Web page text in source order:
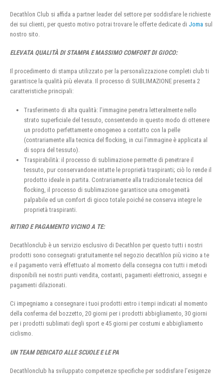
Decathlon Club si affida a partner leader del settore per soddisfare le richieste
dei sui clienti, per questo motivo potrai trovare le offerte dedicate di Joma sul
nostro sito.
ELEVATA QUALITÀ DI STAMPA E MASSIMO COMFORT DI GIOCO:
Il procedimento di stampa utilizzato per la personalizzazione completi club ti
garantisce la qualità più elevata. Il processo di SUBLIMAZIONE presenta 2
caratteristiche principali:
Trasferimento di alta qualità: l’immagine penetra letteralmente nello
strato superficiale del tessuto, consentendo in questo modo di ottenere
un prodotto perfettamente omogeneo a contatto con la pelle
(contrariamente alla tecnica del flocking, in cui l’immagine è applicata al
di sopra del tessuto).
Traspirabilità: il processo di sublimazione permette di penetrare il
tessuto, pur conservandone intatte le proprietà traspiranti; ciò lo rende il
prodotto ideale in partita. Contrariamente alla tradizionale tecnica del
flocking, il processo di sublimazione garantisce una omogeneità
palpabile ed un comfort di gioco totale poiché ne conserva integre le
proprietà traspiranti.
RITIRO E PAGAMENTO VICINO A TE:
Decathlonclub è un servizio esclusivo di Decathlon per questo tutti i nostri
prodotti sono consegnati gratuitamente nel negozio decathlon più vicino a te
e il pagamento verrà effettuato al momento della consegna con tutti i metodi
disponibili nei nostri punti vendita, contanti, pagamenti elettronici, assegni e
pagamenti dilazionati.
Ci impegniamo a consegnare i tuoi prodotti entro i tempi indicati al momento
della conferma del bozzetto, 20 giorni per i prodotti abbigliamento, 30 giorni
per i prodotti sublimati degli sport e 45 giorni per costumi e abbigliamento
ciclismo.
UN TEAM DEDICATO ALLE SCUOLE E LE PA
Decathlonclub ha sviluppato competenze specifiche per soddisfare l’esigenze